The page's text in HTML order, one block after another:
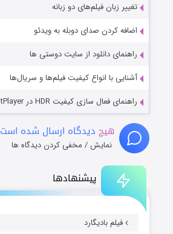
پیشنهادها
فیلم بادیگارد
تغییر زبان فیلم‌های دو زبانه
اضافه کردن صدای دوبله به ویدئو
راهنمای دانلود از سایت دوستی ها
آشنایی با انواع کیفیت فیلم‌ها و سریال‌ها
راهنمای فعال سازی کیفیت HDR در PotPlayer
هیچ دیدگاه ارسال شده است
نمایش / مخفی کردن دیدگاه ها